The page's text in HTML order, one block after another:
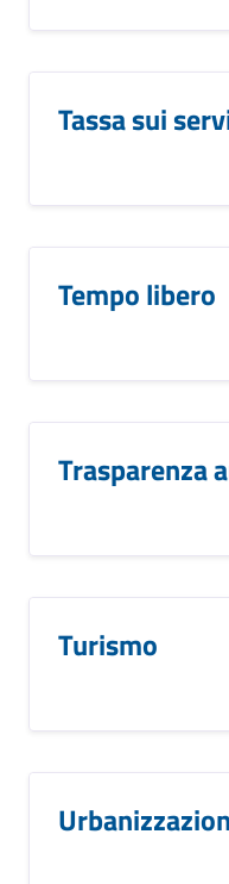
Tassa sui
Tempo libero
Trasparenza
Turismo